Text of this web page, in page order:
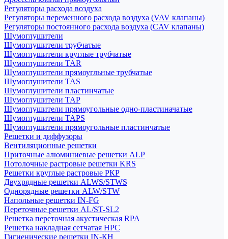
Регуляторы расхода воздуха
Регуляторы переменного расхода воздуха (VAV клапаны)
Регуляторы постоянного расхода воздуха (CAV клапаны)
Шумоглушители
Шумоглушители трубчатые
Шумоглушители круглые трубчатые
Шумоглушители TAR
Шумоглушители прямоугльные трубчатые
Шумоглушители TAS
Шумоглушители пластинчатые
Шумоглушители TAP
Шумоглушители прямоугольные одно-пластиначатые
Шумоглушители TAPS
Шумоглушители прямоугольные пластинчатые
Решетки и диффузоры
Вентиляционные решетки
Приточные алюминиевые решетки ALP
Потолочные растровые решетки KRS
Решетки круглые растровые РКР
Двухрядные решетки ALWS/STWS
Однорядные решетки ALW/STW
Напольные решетки IN-FG
Переточные решетки AL/ST-SL2
Решетка переточная акустическая RPA
Решетка накладная сетчатая НРС
Гигиенические решетки IN-КН